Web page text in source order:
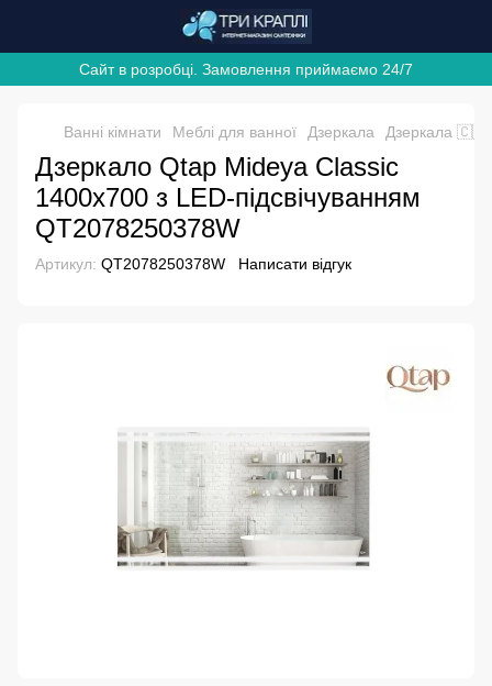
Сайт в розробці. Замовлення приймаємо 24/7
Ванні кімнати Меблі для ванної Дзеркала Дзеркала
Дзеркало Qtap Mideya Classic
1400х700 з LED-підсвічуванням
QT2078250378W
Артикул: QT2078250378W Написати відгук